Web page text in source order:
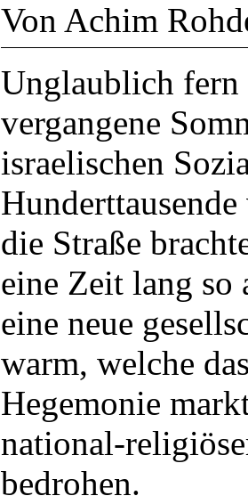
Von Achim
Unglaublich fern
vergangene
israelischen
die Straße
eine Zeit lang so
eine neue
warm, welche
Hegemonie
national-
bedrohen.